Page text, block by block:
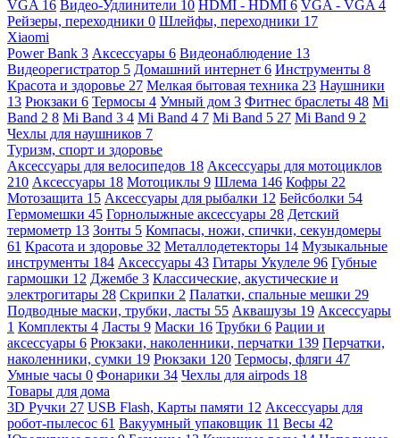
VGA 16 Видео-Удлинители 10 HDMI - HDMI 6 VGA - VGA 4
Рейзеры, переходники 0 Шлейфы, переходники 17
Xiaomi
Power Bank 3 Аксессуары 6 Видеонаблюдение 13
Видеорегистратор 5 Домашний интернет 6 Инструменты 8
Красота и здоровье 27 Мелкая бытовая техника 23 Наушники
13 Рюкзаки 6 Термосы 4 Умный дом 3 Фитнес браслеты 48 Mi
Band 2 8 Mi Band 3 4 Mi Band 4 7 Mi Band 5 27 Mi Band 9 2
Чехлы для наушников 7
Туризм, спорт и здоровье
Аксессуары для велосипедов 18 Аксессуары для мотоциклов
210 Аксессуары 18 Мотоциклы 9 Шлема 146 Кофры 22
Мотозащита 15 Аксессуары для рыбалки 12 Бейсболки 54
Гермомешки 45 Горнолыжные аксессуары 28 Детский
термометр 13 Зонты 5 Компасы, ножи, спички, секундомеры
61 Красота и здоровье 32 Металлодетекторы 14 Музыкальные
инструменты 184 Аксессуары 43 Гитары Укулеле 96 Губные
гармошки 12 Джембе 3 Классические, акустические и
электрогитары 28 Скрипки 2 Палатки, спальные мешки 29
Подводные маски, трубки, ласты 55 Аквашузы 19 Аксессуары
1 Комплекты 4 Ласты 9 Маски 16 Трубки 6 Рации и
аксессуары 6 Рюкзаки, наколенники, перчатки 139 Перчатки,
наколенники, сумки 19 Рюкзаки 120 Термосы, фляги 47
Умные часы 0 Фонарики 34 Чехлы для airpods 18
Товары для дома
3D Ручки 27 USB Flash, Карты памяти 12 Аксессуары для
робот-пылесос 61 Вакуумный упаковщик 11 Весы 42